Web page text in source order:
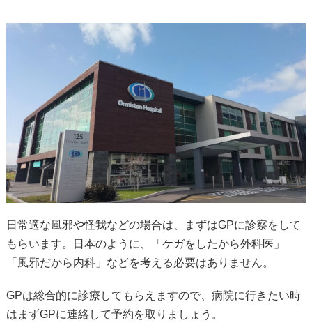
日常適な風邪や怪我などの場合は、まずはGPに診察をして
もらいます。日本のように、「ケガをしたから外科医」
「風邪だから内科」などを考える必要はありません。
GPは総合的に診療してもらえますので、病院に行きたい時
はまずGPに連絡して予約を取りましょう。